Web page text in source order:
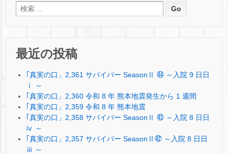
検索:
最近の投稿
｢真実の口」2,361 サバイバー SeasonⅡ ㊹ ～入院 9 日日
ⅰ ～
｢真実の口」2,360 令和 8 年 熊本地震発生から 1 週間
｢真実の口」2,359 令和 8 年 熊本地震
｢真実の口」2,358 サバイバー SeasonⅡ ㊸ ～入院 8 日日
ⅳ ～
｢真実の口」2,357 サバイバー SeasonⅡ㊷ ～入院 8 日日
ⅲ ～